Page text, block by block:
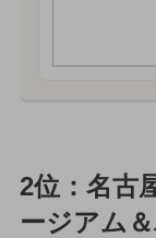
2位：名古
ージアム